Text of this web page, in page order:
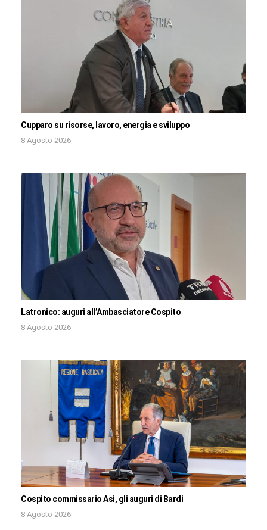
Cupparo su risorse, lavoro, energia e sviluppo
8 Agosto 2026
Latronico: auguri all’Ambasciatore Cospito
8 Agosto 2026
Cospito commissario Asi, gli auguri di Bardi
8 Agosto 2026